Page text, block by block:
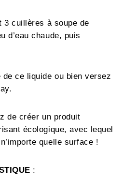
3 cuillères à soupe de
d’eau chaude, puis
de ce liquide ou bien versez
de créer un produit
écologique, avec lequel
quelle surface !
: